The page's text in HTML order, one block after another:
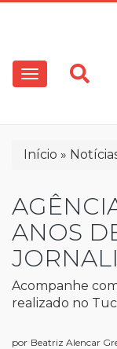
conteúdo
principal
Main
navigation
Trilha
Início
ANOS
Acompanhe
realizado no
por Beatriz Alencar